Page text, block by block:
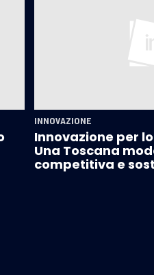
INNOVAZIONE
Innovazione per
Una Toscana
competitiva e